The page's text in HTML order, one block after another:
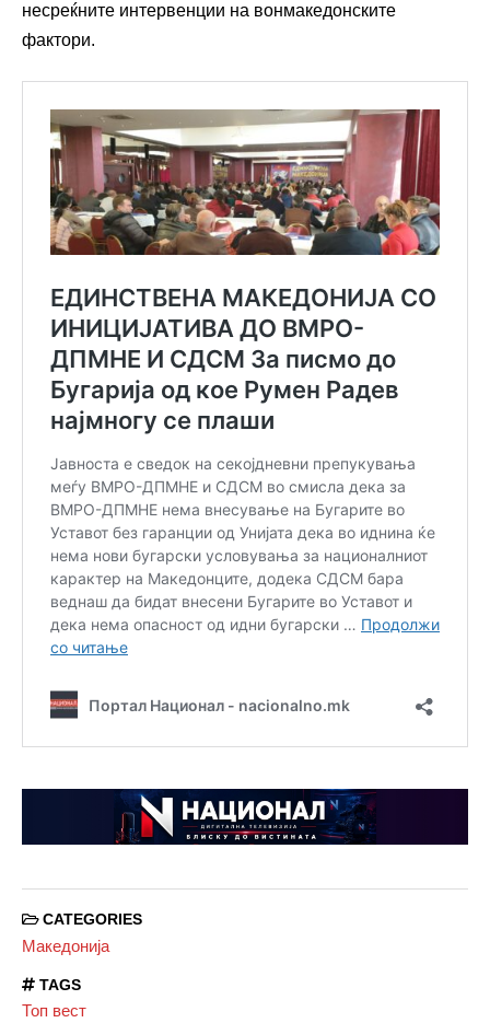
несреќните интервенции на вонмакедонските
фактори.
CATEGORIES
Македонија
TAGS
Топ вест